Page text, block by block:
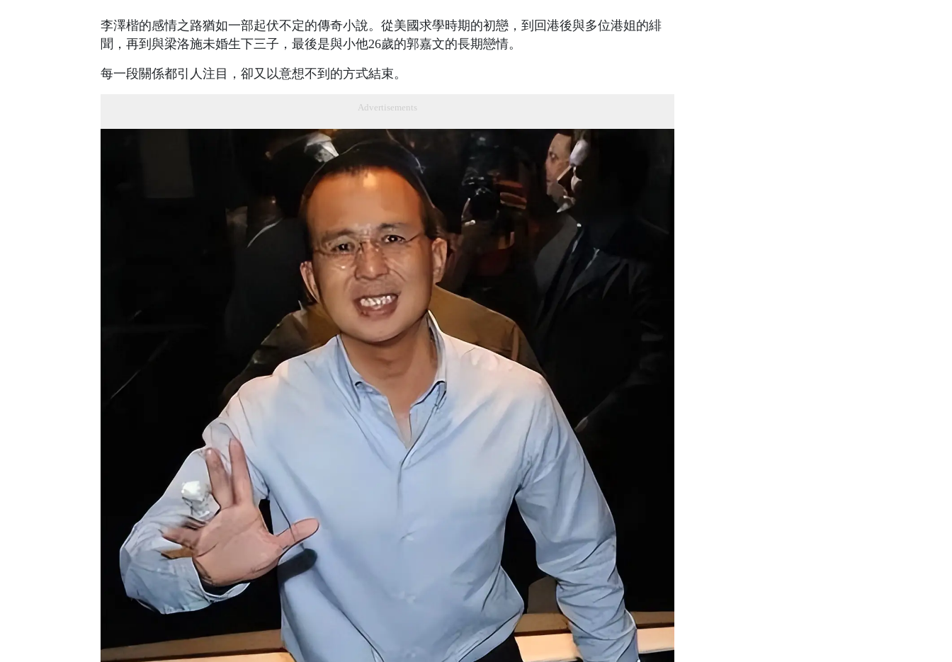
李澤楷的感情之路猶如一部起伏不定的傳奇小說。從美國求學時期的初戀，到回港後與多位港姐的緋
聞，再到與梁洛施未婚生下三子，最後是與小他26歲的郭嘉文的長期戀情。
每一段關係都引人注目，卻又以意想不到的方式結束。
Advertisements